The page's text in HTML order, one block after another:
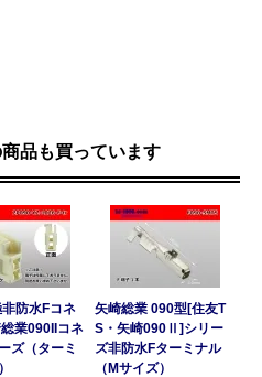
品も買っています
防水Fコネ
業090IIコネ
ズ（ターミ
矢崎総業 090型[住友T
S・矢崎090Ⅱ]シリー
ズ非防水Fターミナル
（Mサイズ）